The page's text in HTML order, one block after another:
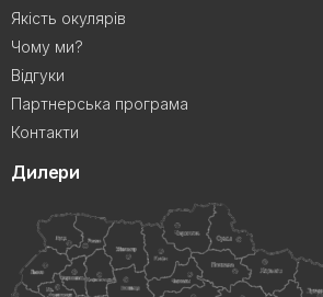
Якість окулярів
Чому ми?
Відгуки
Партнерська програма
Контакти
Дилери